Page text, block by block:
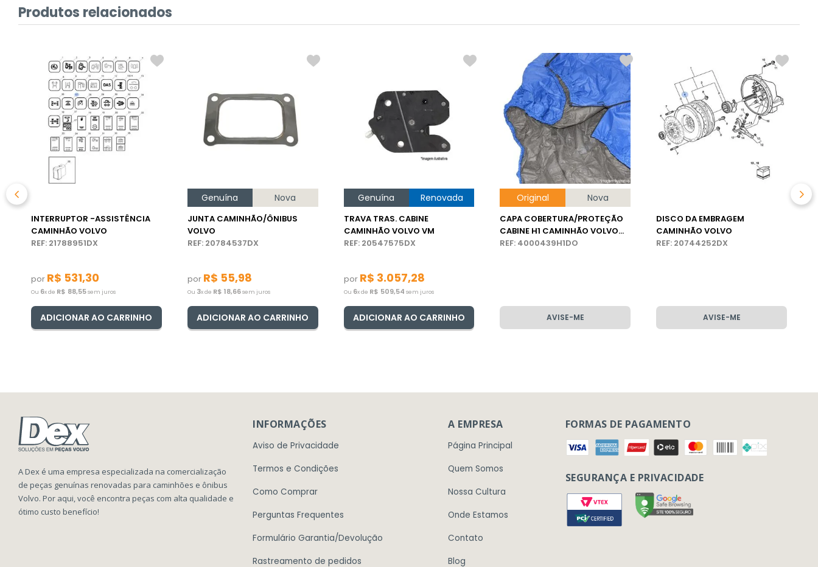
Produtos relacionados
INTERRUPTOR -ASSISTÊNCIA
CAMINHÃO VOLVO
REF: 21788951DX
por R$ 531,30
Ou 6x de R$ 88,55sem juros
ADICIONAR AO CARRINHO
Genuína Nova
JUNTA CAMINHÃO/ÔNIBUS
VOLVO
REF: 20784537DX
por R$ 55,98
Ou 3x de R$ 18,66sem juros
ADICIONAR AO CARRINHO
Genuína Renovada
TRAVA TRAS. CABINE
CAMINHÃO VOLVO VM
REF: 20547575DX
por R$ 3.057,28
Ou 6x de R$ 509,54 sem juros
ADICIONAR AO CARRINHO
Original Nova
CAPA COBERTURA/PROTEÇÃO
CABINE H1 CAMINHÃO VOLVO
VM
REF: 4000439H1DO
AVISE-ME
DISCO DA EMBRAGEM
CAMINHÃO VOLVO
REF: 20744252DX
AVISE-ME
A Dex é uma empresa especializada na comercialização
de peças genuínas renovadas para caminhões e ônibus
Volvo. Por aqui, você encontra peças com alta qualidade e
ótimo custo benefício!
INFORMAÇÕES
Aviso de Privacidade
Termos e Condições
Como Comprar
Perguntas Frequentes
Formulário Garantia/Devolução
Rastreamento de pedidos
A EMPRESA
Página Principal
Quem Somos
Nossa Cultura
Onde Estamos
Contato
Blog
FORMAS DE PAGAMENTO
SEGURANÇA E PRIVACIDADE